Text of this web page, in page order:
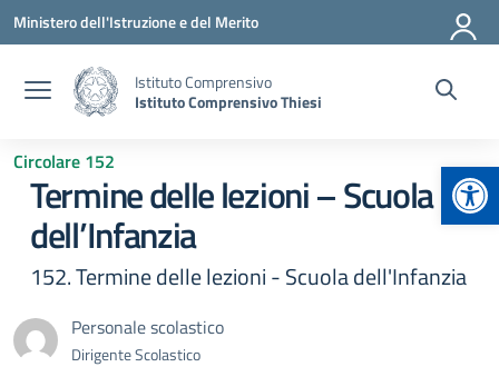
Vai ai contenuti
Vai al menu di navigazione
Vai al footer
Ministero dell'Istruzione e del Merito
Istituto Comprensivo
Istituto Comprensivo Thiesi
Circolare 152
Termine delle lezioni – Scuola
dell’Infanzia
152. Termine delle lezioni - Scuola dell'Infanzia
Personale scolastico
Dirigente Scolastico